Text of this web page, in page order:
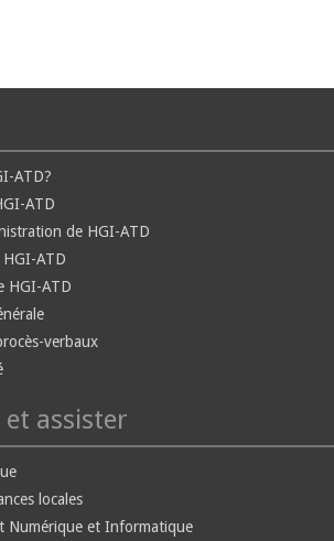
ATD?
ATD
de HGI-ATD
HGI-ATD
HGI-ATD
verbaux
et assister
locales
Numérique et Informatique